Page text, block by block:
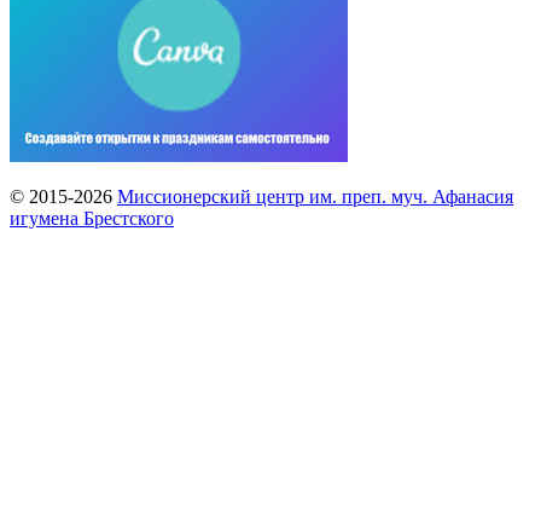
© 2015-2026 Миссионерский центр им. преп. муч. Афанасия
игумена Брестского